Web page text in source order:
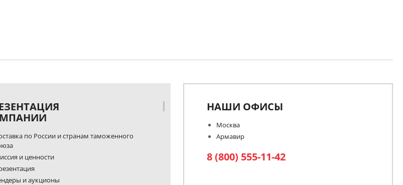
по России и странам таможенного
и ценности
и аукционы
НАШИ ОФИСЫ
Москва
Армавир
8 (800) 555-11-42